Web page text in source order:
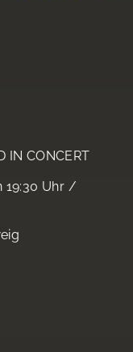
IN CONCERT
19:30 Uhr /